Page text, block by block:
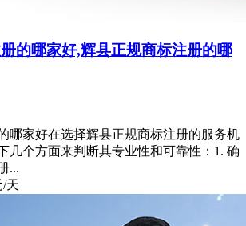
的哪家好,辉县正规商标注册的哪
哪家好在选择辉县正规商标注册的服务机
几个方面来判断其专业性和可靠性：1. 确
...
/天